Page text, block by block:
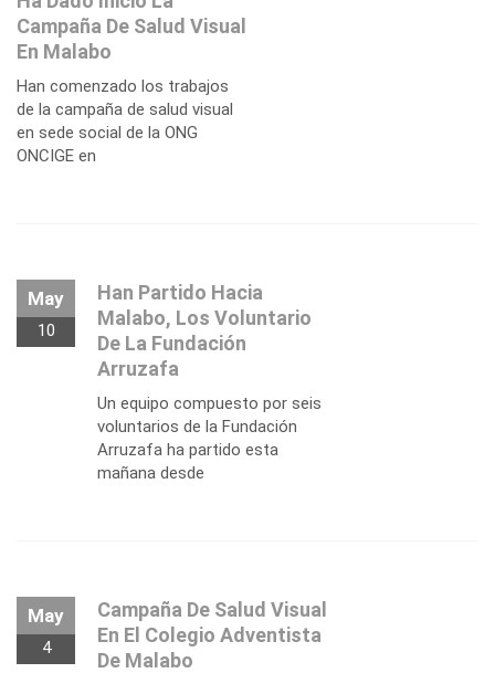
Campaña De Salud Visual
En Malabo
Han comenzado los trabajos
de la campaña de salud visual
en sede social de la ONG
ONCIGE en
May
10
Han Partido Hacia
Malabo, Los Voluntario
De La Fundación
Arruzafa
Un equipo compuesto por seis
voluntarios de la Fundación
Arruzafa ha partido esta
mañana desde
May
4
Campaña De Salud Visual
En El Colegio Adventista
De Malabo